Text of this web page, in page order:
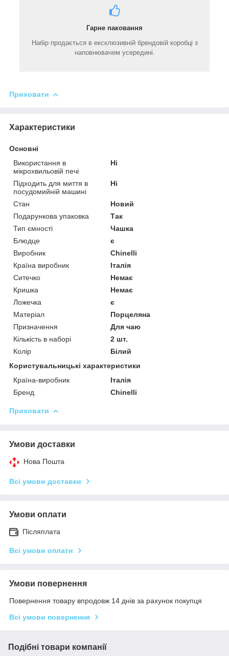
Гарне паковання
Набір продається в ексклюзивній брендовій коробці з
наповнювачем усередині.
Приховати
Характеристики
Основні
Використання в
мікрохвильовій печі
Ні
Підходить для миття в
посудомийній машині
Ні
Стан
Новий
Подарункова упаковка
Так
Тип ємності
Чашка
Блюдце
є
Виробник
Chinelli
Країна виробник
Італія
Ситечко
Немає
Кришка
Немає
Ложечка
є
Матеріал
Порцеляна
Призначення
Для чаю
Кількість в наборі
2 шт.
Колір
Білий
Користувальницькі характеристики
Країна-виробник
Італія
Бренд
Chinelli
Приховати
Умови доставки
Нова Пошта
Всі умови доставки
Умови оплати
Післяплата
Всі умови оплати
Умови повернення
Повернення товару впродовж 14 днів за рахунок покупця
Всі умови повернення
Подібні товари компанії